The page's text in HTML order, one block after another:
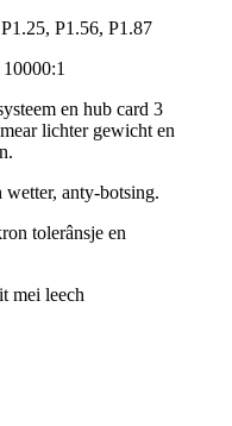
P1.56, P1.87
en hub card 3
lichter gewicht en
anty-botsing.
tolerânsje en
mei leech